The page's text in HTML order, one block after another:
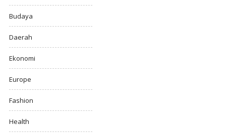
Budaya
Daerah
Ekonomi
Europe
Fashion
Health